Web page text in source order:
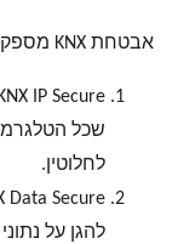
אבטחת KNX מספקת הגנה כפולה:
שכל
לחלוטין.
להגן על